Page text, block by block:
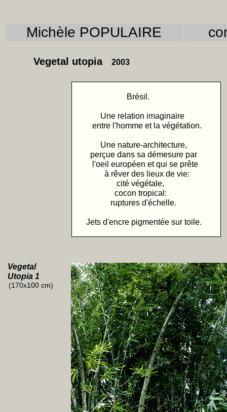
Michèle POPULAIRE
Vegetal utopia 2003
Brésil.
Une relation imaginaire
entre l'homme et la végétation.
Une nature-architecture,
perçue dans sa démesure par
l'oeil européen et qui se prête
à rêver des lieux de vie:
cité végétale,
cocon tropical:
ruptures d'échelle.
Jets d'encre pigmentée sur toile.
Vegetal
Utopia 1
(170x100 cm)